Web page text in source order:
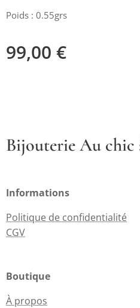
Poids : 0.55grs
99,00 €
Bijouterie Au chic
Informations
Politique de confidentialité
CGV
Boutique
À propos